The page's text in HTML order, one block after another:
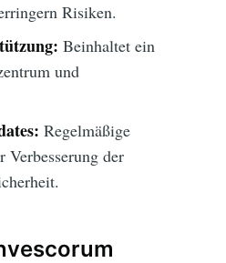
Risiken.
Beinhaltet ein
und
Regelmäßige
Verbesserung der